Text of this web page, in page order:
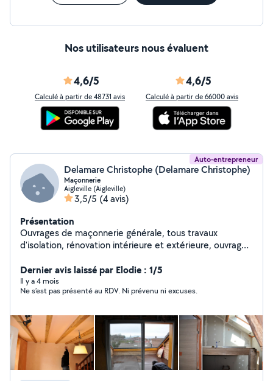
Nos utilisateurs nous évaluent
4,6/5
Calculé à partir de 48731 avis
4,6/5
Calculé à partir de 66000 avis
Auto-entrepreneur
Delamare Christophe (Delamare Christophe)
Maçonnerie
Aigleville (Aigleville)
3,5/5 (4 avis)
Présentation
Ouvrages de maçonnerie générale, tous travaux
d'isolation, rénovation intérieure et extérieure, ouvrage
création d'ouverture, réalisation de longrine et poteaux
pour portail, isolation intérieure, enduits, peinture,
fourniture et pose de fenêtres, portes, portails.
Dernier avis laissé par Elodie : 1/5
Il y a 4 mois
Ne s’est pas présenté au RDV. Ni prévenu ni excuses.